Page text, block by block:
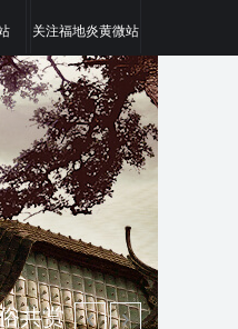
关注福地炎黄微站
精英